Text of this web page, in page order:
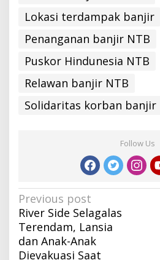
Lokasi terdampak banjir
Penanganan banjir NTB
Puskor Hindunesia NTB
Relawan banjir NTB
Solidaritas korban banjir
Follow Us
Post
navigation
Previous post
River Side Selagalas
Terendam, Lansia
dan Anak-Anak
Dievakuasi Saat